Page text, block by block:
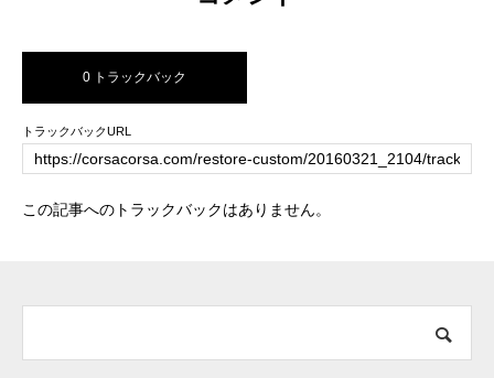
0 トラックバック
トラックバックURL
この記事へのトラックバックはありません。